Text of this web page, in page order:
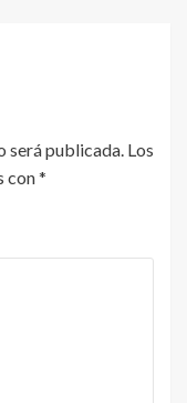
será publicada. Los
con*